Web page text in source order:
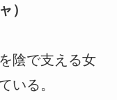
）
陰で支える女
いる。